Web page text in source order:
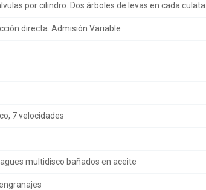
por cilindro. Dos árboles de levas en cada culata
directa. Admisión Variable
7 velocidades
multidisco bañados en aceite